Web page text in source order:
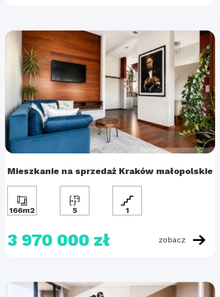
Mieszkanie na sprzedaż Kraków małopolskie
166m2 5 1
3 970 000 zł zobacz